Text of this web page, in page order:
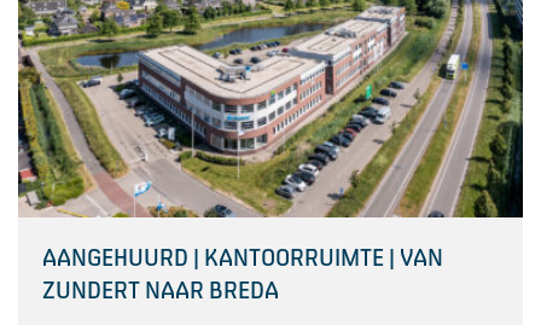
AANGEHUURD | KANTOORRUIMTE | VAN
ZUNDERT NAAR BREDA